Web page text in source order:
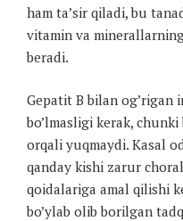
ham ta’sir qiladi, bu
vitamin va
beradi.
Gepatit B bilan
bo’lmasligi kerak,
orqali yuqmaydi. Kasal
qanday kishi zarur
qoidalariga amal qilishi
bo’ylab olib borilgan